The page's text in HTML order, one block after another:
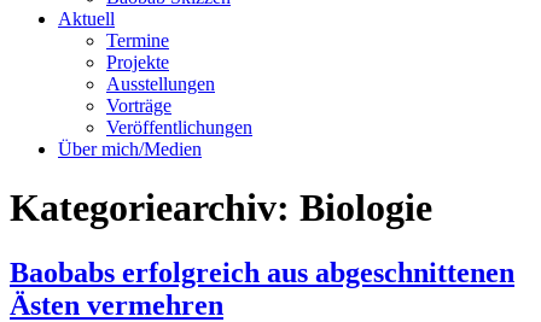
Aktuell
Termine
Projekte
Ausstellungen
Vorträge
Veröffentlichungen
Über mich/Medien
Kategoriearchiv: Biologie
Baobabs erfolgreich aus abgeschnittenen
Ästen vermehren